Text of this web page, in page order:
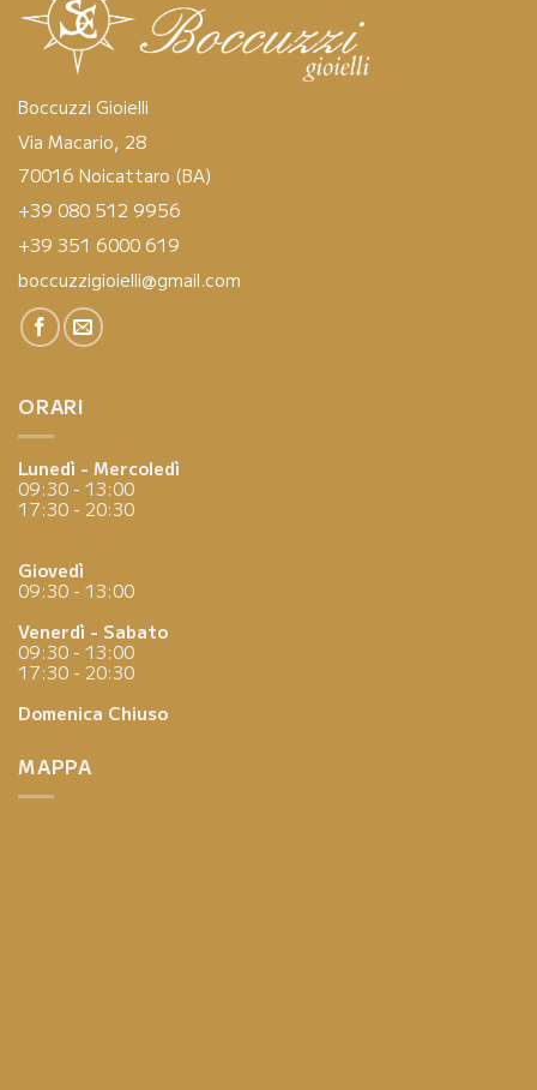
Boccuzzi Gioielli
Via Macario, 28
70016 Noicattaro (BA)
+39 080 512 9956
+39 351 6000 619
boccuzzigioielli@gmail.com
ORARI
Lunedì - Mercoledì
09:30 - 13:00
17:30 - 20:30
Giovedì
09:30 - 13:00
Venerdì - Sabato
09:30 - 13:00
17:30 - 20:30
Domenica Chiuso
MAPPA